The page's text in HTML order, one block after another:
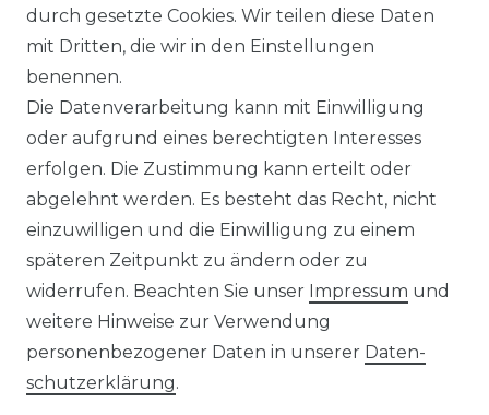
UNTERNEHMEN
ÜBER UNS
MAGAZIN
HERSTELLER
REFERENZEN
durch gesetzte Cookies. Wir teilen diese Daten
mit Dritten, die wir in den Einstellungen
benennen.
Die Datenverarbeitung kann mit Einwilligung
oder aufgrund eines berechtigten Interesses
erfolgen. Die Zustimmung kann erteilt oder
abgelehnt werden. Es besteht das Recht, nicht
einzuwilligen und die Einwilligung zu einem
späteren Zeitpunkt zu ändern oder zu
widerrufen. Beachten Sie unser Impressum und
weitere Hinweise zur Verwendung
personenbezogener Daten in unserer Daten­
schutz­erklärung.